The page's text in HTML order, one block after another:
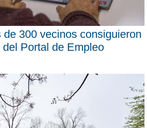
de 300 vecinos consiguieron
Portal de Empleo